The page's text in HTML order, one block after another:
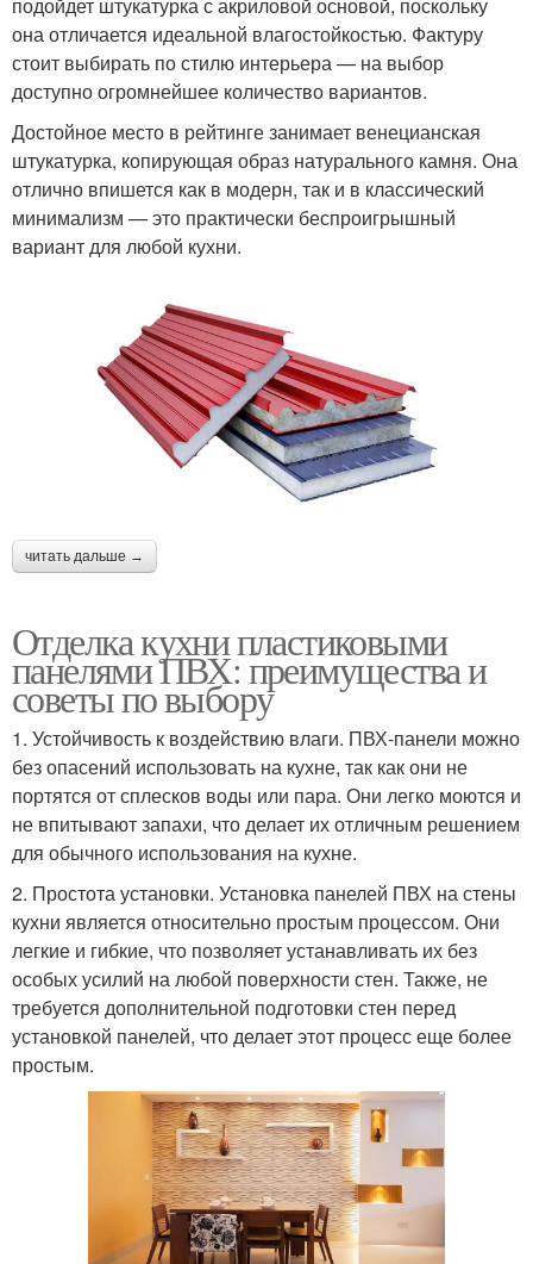
подойдет штукатурка с акриловой основой, поскольку
она отличается идеальной влагостойкостью. Фактуру
стоит выбирать по стилю интерьера — на выбор
доступно огромнейшее количество вариантов.
Достойное место в рейтинге занимает венецианская
штукатурка, копирующая образ натурального камня. Она
отлично впишется как в модерн, так и в классический
минимализм — это практически беспроигрышный
вариант для любой кухни.
читать дальше →
Отделка кухни пластиковыми
панелями ПВХ: преимущества и
советы по выбору
1. Устойчивость к воздействию влаги. ПВХ-панели можно
без опасений использовать на кухне, так как они не
портятся от сплесков воды или пара. Они легко моются и
не впитывают запахи, что делает их отличным решением
для обычного использования на кухне.
2. Простота установки. Установка панелей ПВХ на стены
кухни является относительно простым процессом. Они
легкие и гибкие, что позволяет устанавливать их без
особых усилий на любой поверхности стен. Также, не
требуется дополнительной подготовки стен перед
установкой панелей, что делает этот процесс еще более
простым.